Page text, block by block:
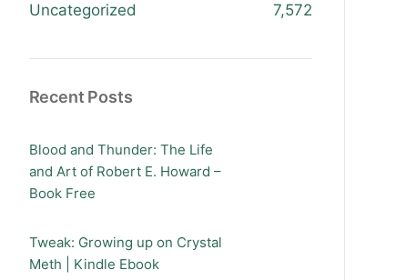
Uncategorized 7,572
Recent Posts
Blood and Thunder: The Life
and Art of Robert E. Howard –
Book Free
Tweak: Growing up on Crystal
Meth | Kindle Ebook